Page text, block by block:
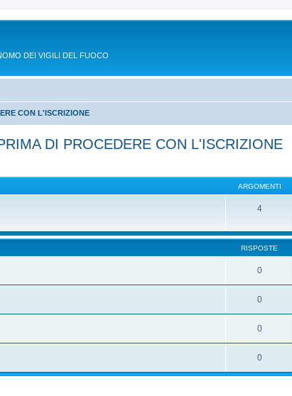
DEI VIGILI DEL FUOCO
CON L'ISCRIZIONE
DI PROCEDERE CON L'ISCRIZIONE
ARGOMENTI
4
RISPOSTE
0
0
0
0